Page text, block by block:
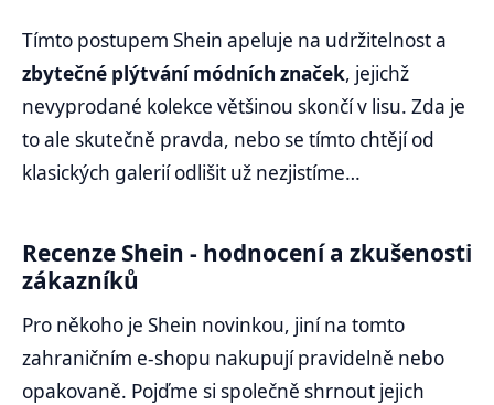
Tímto postupem Shein apeluje na udržitelnost a
zbytečné plýtvání módních značek, jejichž
nevyprodané kolekce většinou skončí v lisu. Zda je
to ale skutečně pravda, nebo se tímto chtějí od
klasických galerií odlišit už nezjistíme…
Recenze Shein - hodnocení a zkušenosti
zákazníků
Pro někoho je Shein novinkou, jiní na tomto
zahraničním e-shopu nakupují pravidelně nebo
opakovaně. Pojďme si společně shrnout jejich